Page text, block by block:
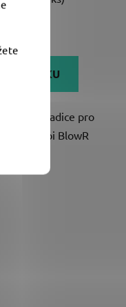
DO KOŠÍKU
držák hadice pro
BigBoi BlowR